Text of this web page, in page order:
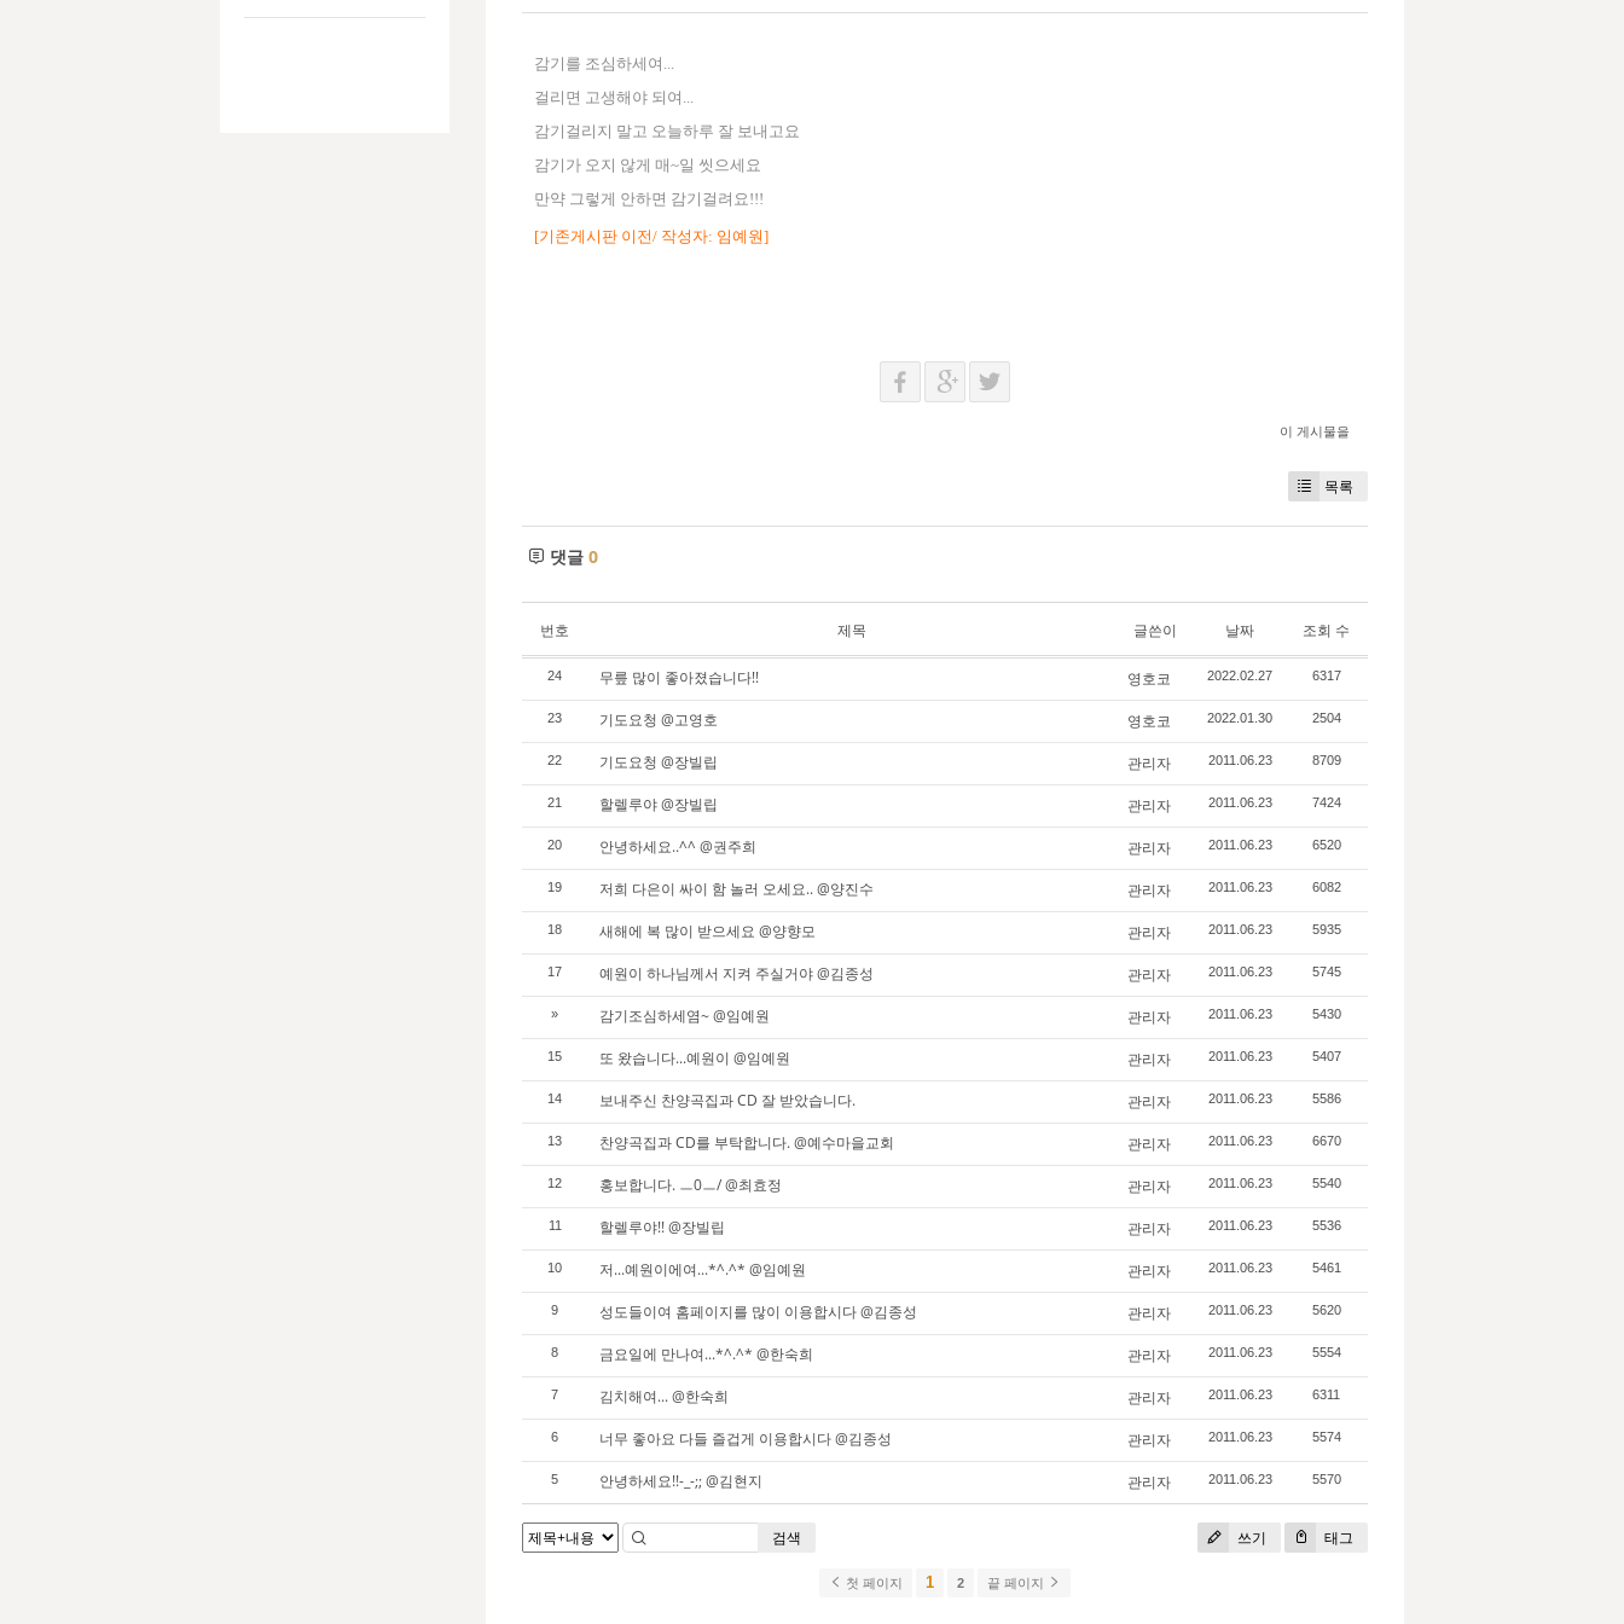
감기를 조심하세여...
걸리면 고생해야 되여...
감기걸리지 말고 오늘하루 잘 보내고요
감기가 오지 않게 매~일 씻으세요
만약 그렇게 안하면 감기걸려요!!!
[기존게시판 이전/ 작성자: 임예원]
이 게시물을
목록
댓글 0
번호 제목 글쓴이 날짜 조회 수
24 무릎 많이 좋아졌습니다!! 영호코 2022.02.27 6317
23 기도요청 @고영호 영호코 2022.01.30 2504
22 기도요청 @장빌립 관리자 2011.06.23 8709
21 할렐루야 @장빌립 관리자 2011.06.23 7424
20 안녕하세요..^^ @권주희 관리자 2011.06.23 6520
19 저희 다은이 싸이 함 놀러 오세요.. @양진수 관리자 2011.06.23 6082
18 새해에 복 많이 받으세요 @양향모 관리자 2011.06.23 5935
17 예원이 하나님께서 지켜 주실거야 @김종성 관리자 2011.06.23 5745
» 감기조심하세염~ @임예원 관리자 2011.06.23 5430
15 또 왔습니다...예원이 @임예원 관리자 2011.06.23 5407
14 보내주신 찬양곡집과 CD 잘 받았습니다. 관리자 2011.06.23 5586
13 찬양곡집과 CD를 부탁합니다. @예수마을교회 관리자 2011.06.23 6670
12 홍보합니다. ㅡ0ㅡ/ @최효정 관리자 2011.06.23 5540
11 할렐루야!! @장빌립 관리자 2011.06.23 5536
10 저...예원이에여...*^.^* @임예원 관리자 2011.06.23 5461
9 성도들이여 홈페이지를 많이 이용합시다 @김종성 관리자 2011.06.23 5620
8 금요일에 만나여...*^.^* @한숙희 관리자 2011.06.23 5554
7 김치해여... @한숙희 관리자 2011.06.23 6311
6 너무 좋아요 다들 즐겁게 이용합시다 @김종성 관리자 2011.06.23 5574
5 안녕하세요!!-_-;; @김현지 관리자 2011.06.23 5570
쓰기 태그
검색
첫 페이지 1 2 끝 페이지